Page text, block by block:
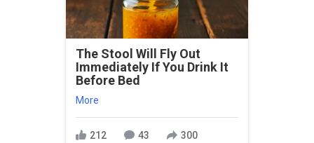
The Stool Will Fly Out
Immediately If You Drink It
Before Bed
More
212 43 300